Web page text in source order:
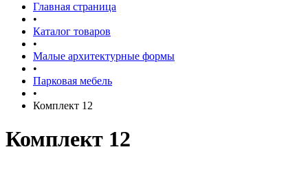
Главная страница
•
Каталог товаров
•
Малые архитектурные формы
•
Парковая мебель
•
Комплект 12
Комплект 12